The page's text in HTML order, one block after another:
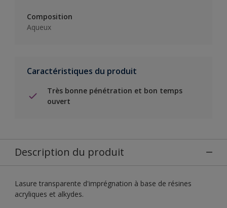
Composition
Aqueux
Caractéristiques du produit
Très bonne pénétration et bon temps
ouvert
Description du produit
Lasure transparente d'imprégnation à base de résines
acryliques et alkydes.